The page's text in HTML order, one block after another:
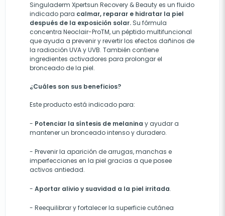
Singuladerm Xpertsun Recovery & Beauty es un fluido
indicado para calmar, reparar e hidratar la piel
después de la exposición solar. Su fórmula
concentra Neoclair-ProTM, un péptido multifuncional
que ayuda a prevenir y revertir los efectos dañinos de
la radiación UVA y UVB. También contiene
ingredientes activadores para prolongar el
bronceado de la piel.
¿Cuáles son sus beneficios?
Este producto está indicado para:
- Potenciar la síntesis de melanina y ayudar a
mantener un bronceado intenso y duradero.
- Prevenirla aparición de arrugas, manchas e
imperfecciones en la piel gracias a que posee
activos antiedad.
- Aportar alivio y suavidad a la piel irritada.
- Reequilibrar y fortalecer la superficie cutánea